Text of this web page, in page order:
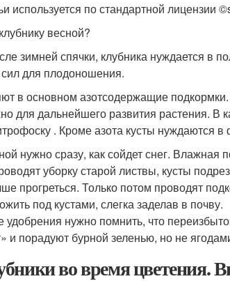
используется по стандартной лицензии
весной?
зимней спячки, клубника нуждается в
сил для плодоношения.
в основном азотсодержащие
для дальнейшего развития растения. В
. Кроме азота кусты нуждаются
нужно сразу, как сойдет снег.
уборку старой листвы, кусты
прогреться. Только потом проводят
под кустами, слегка заделав в почву.
нужно помнить, что
и порадуют бурной зеленью, но не
во время цветения.